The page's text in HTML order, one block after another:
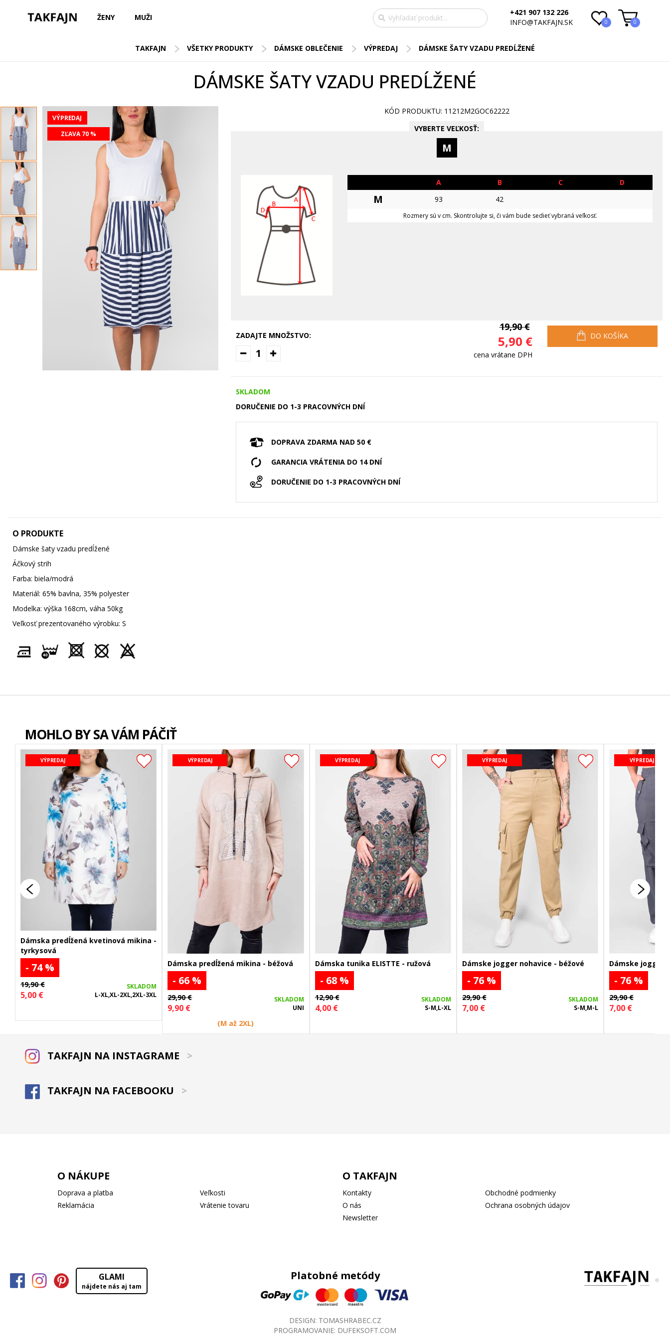
ŽENY MUŽI
+421 907 132 226
INFO@TAKFAJN.SK
0 0
TAKFAJN VŠETKY PRODUKTY DÁMSKE OBLEČENIE VÝPREDAJ DÁMSKE ŠATY VZADU PREDĹŽENÉ
DÁMSKE ŠATY VZADU PREDĹŽENÉ
VÝPREDAJ
ZĽAVA 70 %
KÓD PRODUKTU: 11212M2GOC62222
VYBERTE VEĽKOSŤ:
M
A B C D
M 93 42
Rozmery sú v cm. Skontrolujte si, či vám bude sedieť vybraná veľkosť.
ZADAJTE MNOŽSTVO:
1
19,90 €
5,90 €
cena vrátane DPH
DO KOŠÍKA
SKLADOM
DORUČENIE DO 1-3 PRACOVNÝCH DNÍ
DOPRAVA ZDARMA NAD 50 €
GARANCIA VRÁTENIA DO 14 DNÍ
DORUČENIE DO 1-3 PRACOVNÝCH DNÍ
O PRODUKTE
Dámske šaty vzadu predĺžené
Áčkový strih
Farba: biela/modrá
Materiál: 65% bavlna, 35% polyester
Modelka: výška 168cm, váha 50kg
Veľkosť prezentovaného výrobku: S
MOHLO BY SA VÁM PÁČIŤ
VÝPREDAJ
Dámska predĺžená kvetinová mikina -
tyrkysová
- 74 %
19,90 €
5,00 €
SKLADOM
L-XL,XL-2XL,2XL-3XL
VÝPREDAJ
Dámska predĺžená mikina - béžová
- 66 %
29,90 €
9,90 €
SKLADOM
UNI
(M až 2XL)
VÝPREDAJ
Dámska tunika ELISTTE - ružová
- 68 %
12,90 €
4,00 €
SKLADOM
S-M,L-XL
VÝPREDAJ
Dámske jogger nohavice - béžové
- 76 %
29,90 €
7,00 €
SKLADOM
S-M,M-L
VÝPREDAJ
Dámske jogger
- 76 %
29,90 €
7,00 €
TAKFAJN NA INSTAGRAME >
TAKFAJN NA FACEBOOKU >
O NÁKUPE
Doprava a platba
Veľkosti
Reklamácia
Vrátenie tovaru
O TAKFAJN
Kontakty
Obchodné podmienky
O nás
Ochrana osobných údajov
Newsletter
GLAMI
nájdete nás aj tam
Platobné metódy
DESIGN: TOMASHRABEC.CZ
PROGRAMOVANIE: DUFEKSOFT.COM